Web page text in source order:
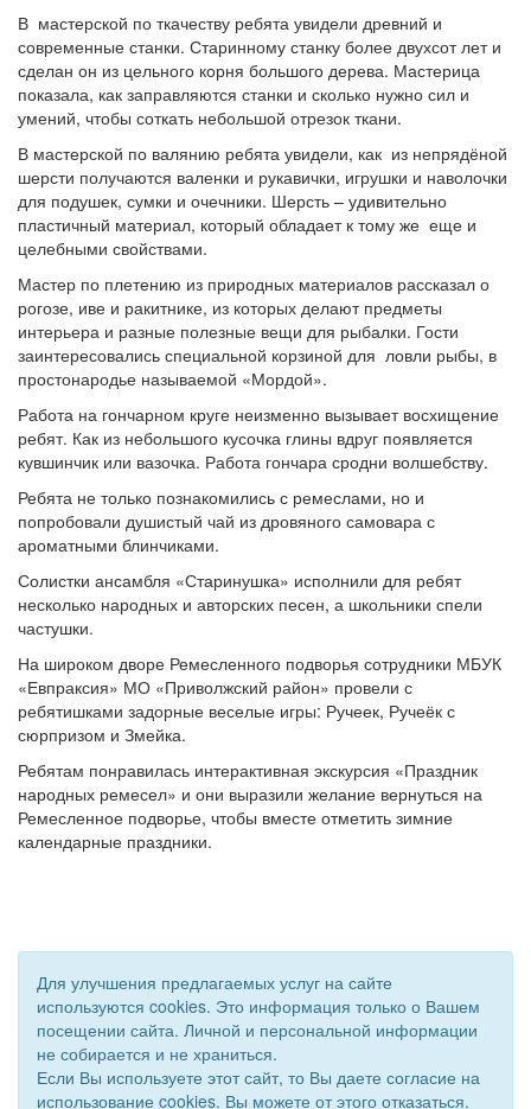
В мастерской по ткачеству ребята увидели древний и
современные станки. Старинному станку более двухсот лет и
сделан он из цельного корня большого дерева. Мастерица
показала, как заправляются станки и сколько нужно сил и
умений, чтобы соткать небольшой отрезок ткани.
В мастерской по валянию ребята увидели, как из непрядёной
шерсти получаются валенки и рукавички, игрушки и наволочки
для подушек, сумки и очечники. Шерсть – удивительно
пластичный материал, который обладает к тому же еще и
целебными свойствами.
Мастер по плетению из природных материалов рассказал о
рогозе, иве и ракитнике, из которых делают предметы
интерьера и разные полезные вещи для рыбалки. Гости
заинтересовались специальной корзиной для ловли рыбы, в
простонародье называемой «Мордой».
Работа на гончарном круге неизменно вызывает восхищение
ребят. Как из небольшого кусочка глины вдруг появляется
кувшинчик или вазочка. Работа гончара сродни волшебству.
Ребята не только познакомились с ремеслами, но и
попробовали душистый чай из дровяного самовара с
ароматными блинчиками.
Солистки ансамбля «Старинушка» исполнили для ребят
несколько народных и авторских песен, а школьники спели
частушки.
На широком дворе Ремесленного подворья сотрудники МБУК
«Евпраксия» МО «Приволжский район» провели с
ребятишками задорные веселые игры: Ручеек, Ручеёк с
сюрпризом и Змейка.
Ребятам понравилась интерактивная экскурсия «Праздник
народных ремесел» и они выразили желание вернуться на
Ремесленное подворье, чтобы вместе отметить зимние
календарные праздники.
Для улучшения предлагаемых услуг на сайте
используются cookies. Это информация только о Вашем
посещении сайта. Личной и персональной информации
не собирается и не храниться.
Если Вы используете этот сайт, то Вы даете согласие на
использование cookies. Вы можете от этого отказаться.